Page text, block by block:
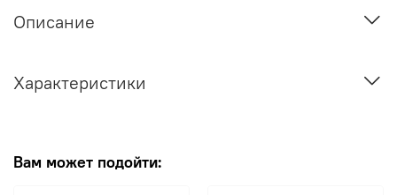
Описание
Характеристики
Вам может подойти: